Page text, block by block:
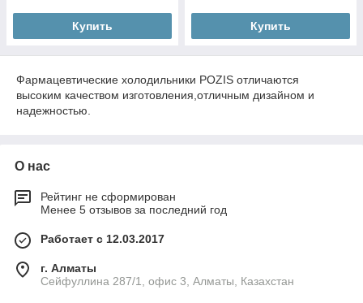
Купить Купить
Фармацевтические холодильники POZIS отличаются
высоким качеством изготовления,отличным дизайном и
надежностью.
О нас
Рейтинг не сформирован
Менее 5 отзывов за последний год
Работает с 12.03.2017
г. Алматы
Сейфуллина 287/1, офис 3, Алматы, Казахстан